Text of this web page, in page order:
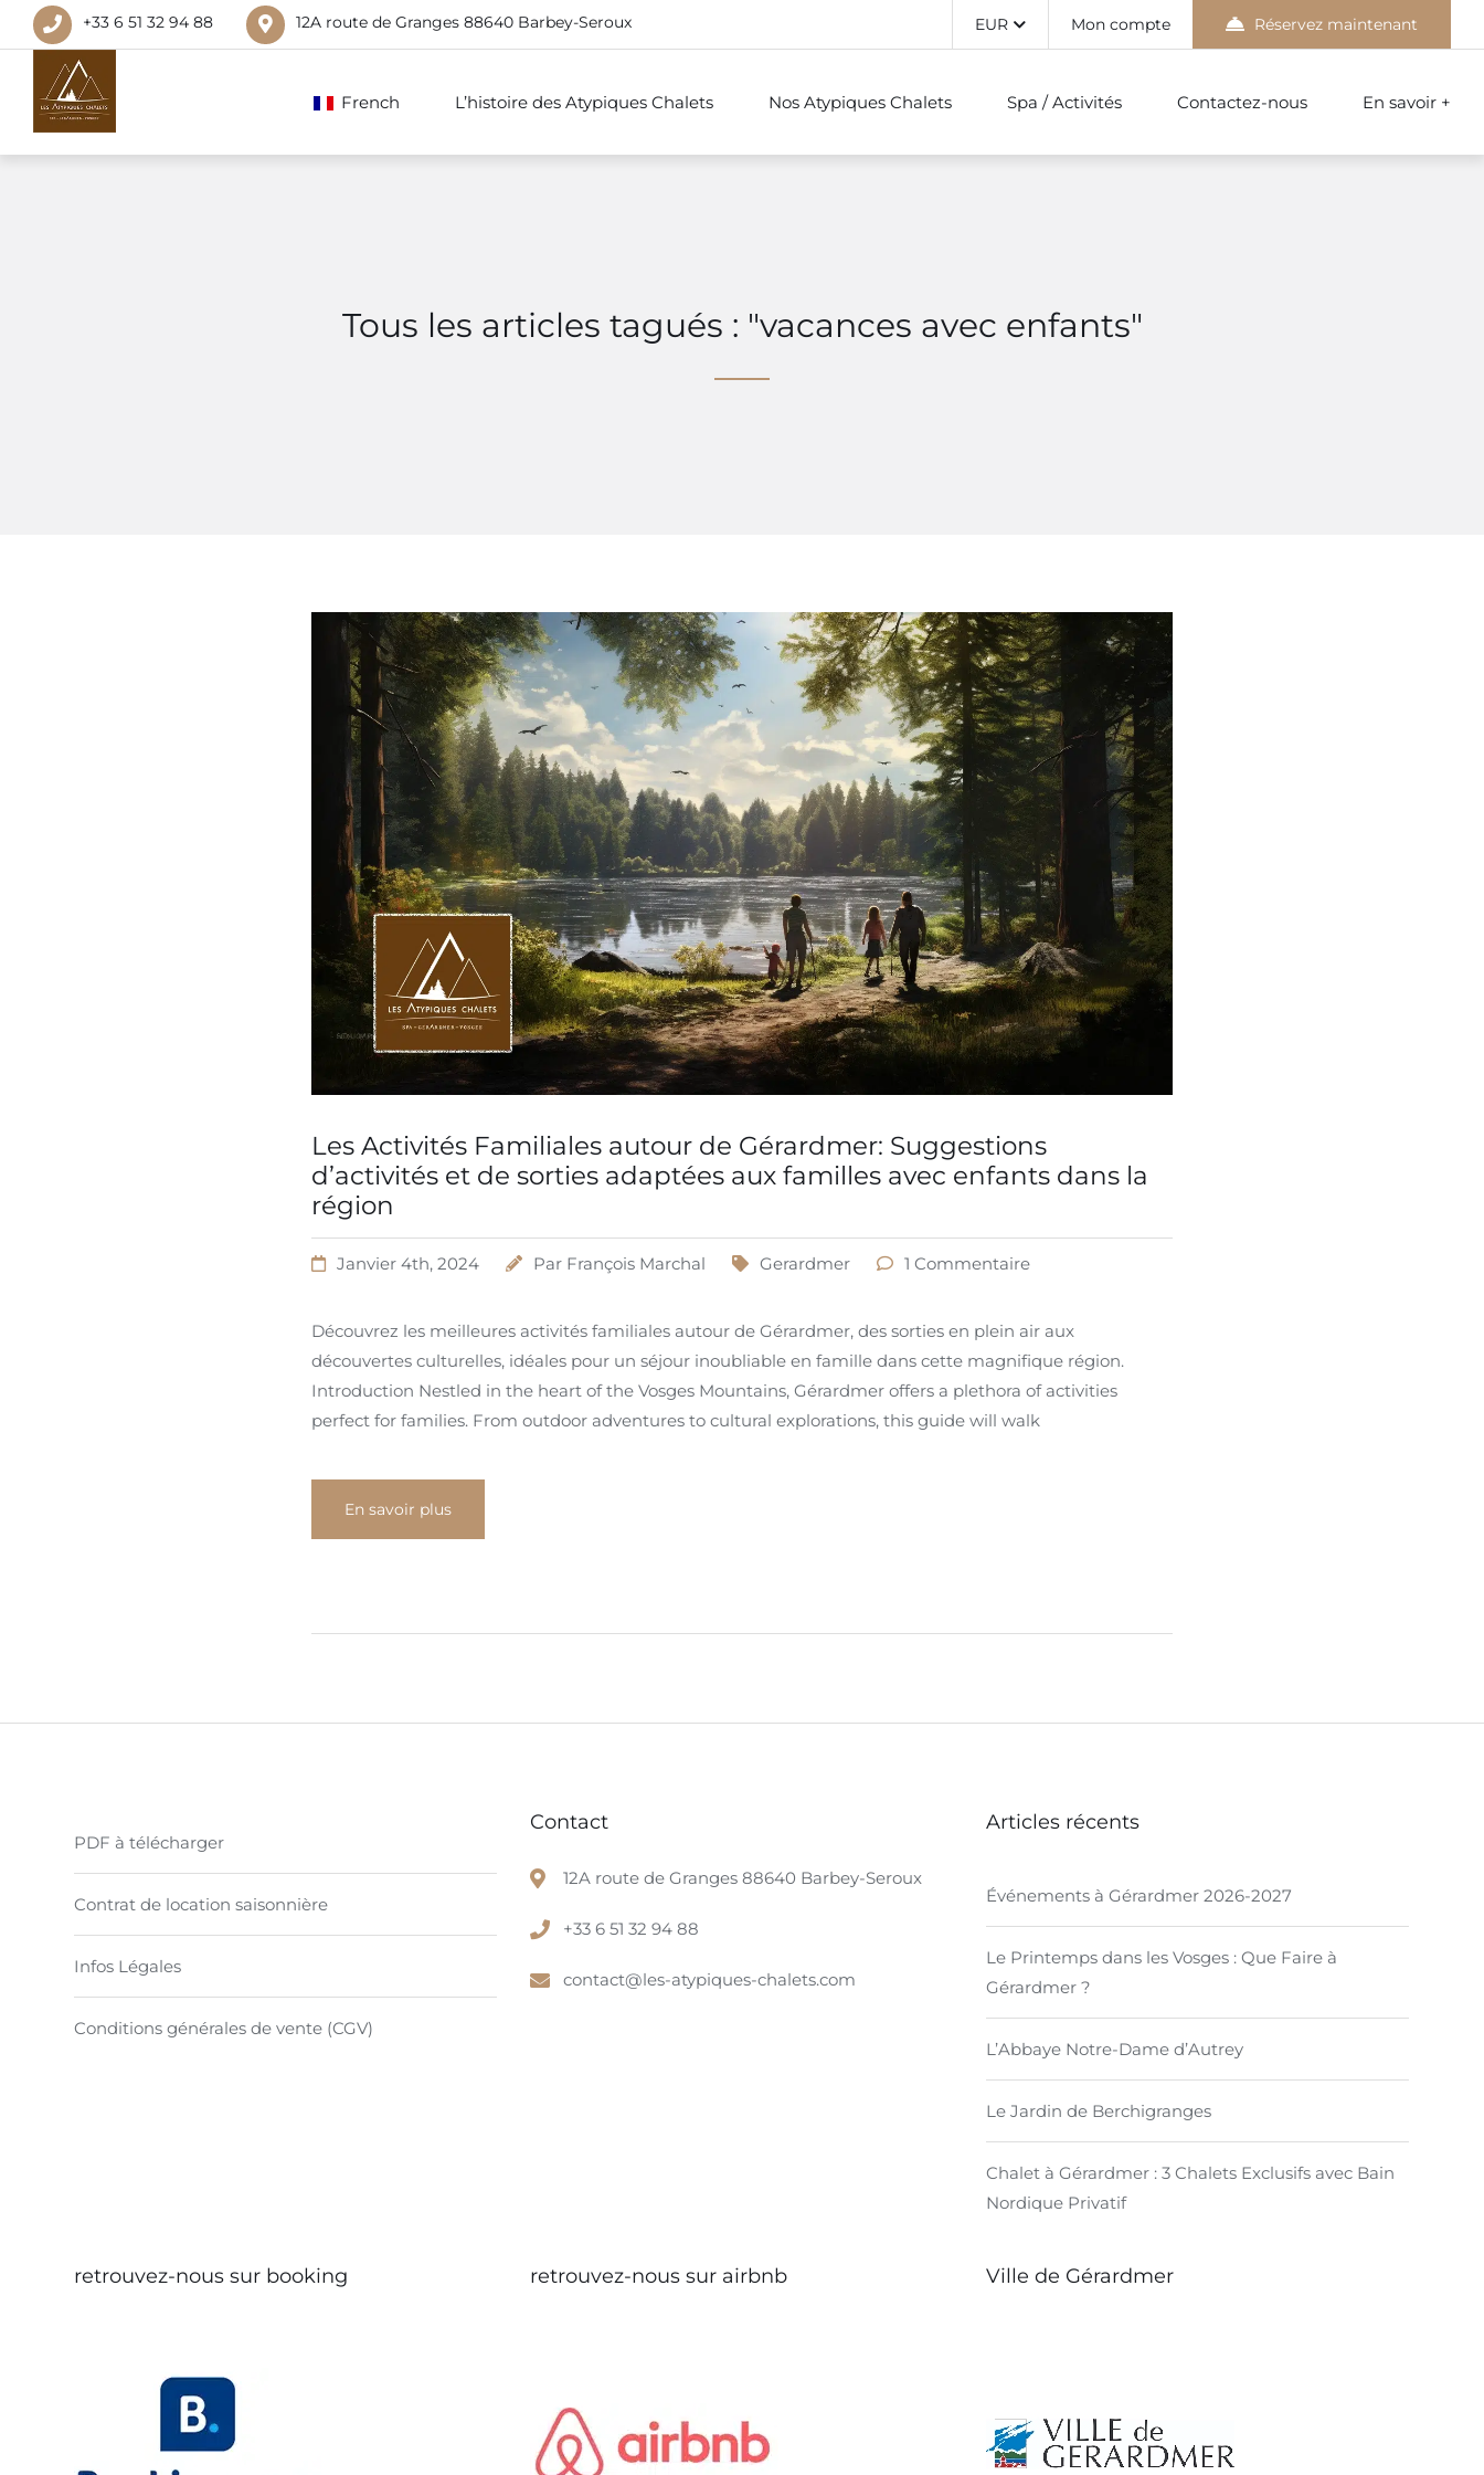
+33 6 51 32 94 88 12A route de Granges 88640 Barbey-Seroux EUR Mon compte Réservez maintenant
French L’histoire des Atypiques Chalets Nos Atypiques Chalets Spa / Activités Contactez-nous En savoir +
Tous les articles tagués : "vacances avec enfants"
Les Activités Familiales autour de Gérardmer: Suggestions
d’activités et de sorties adaptées aux familles avec enfants dans la
région
Janvier 4th, 2024 Par François Marchal Gerardmer 1 Commentaire
Découvrez les meilleures activités familiales autour de Gérardmer, des sorties en plein air aux
découvertes culturelles, idéales pour un séjour inoubliable en famille dans cette magnifique région.
Introduction Nestled in the heart of the Vosges Mountains, Gérardmer offers a plethora of activities
perfect for families. From outdoor adventures to cultural explorations, this guide will walk
En savoir plus
PDF à télécharger
Contrat de location saisonnière
Infos Légales
Conditions générales de vente (CGV)
Contact
12A route de Granges 88640 Barbey-Seroux
+33 6 51 32 94 88
contact@les-atypiques-chalets.com
Articles récents
Événements à Gérardmer 2026-2027
Le Printemps dans les Vosges : Que Faire à
Gérardmer ?
L’Abbaye Notre-Dame d’Autrey
Le Jardin de Berchigranges
Chalet à Gérardmer : 3 Chalets Exclusifs avec Bain
Nordique Privatif
retrouvez-nous sur booking retrouvez-nous sur airbnb Ville de Gérardmer